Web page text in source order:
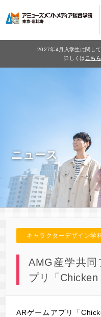
2027年4月入学生に関し
詳しくは こちら
ニュース
キャラクターデザイン学
AMG産学共同
プリ「Chicken
ARゲームアプリ「